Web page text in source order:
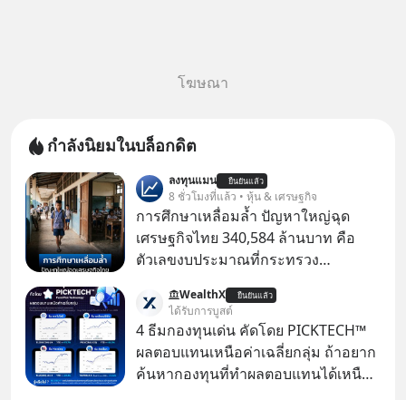
โฆษณา
กำลังนิยมในบล็อกดิต
ลงทุนแมน ยืนยันแล้ว
8 ชั่วโมงที่แล้ว • หุ้น & เศรษฐกิจ
การศึกษาเหลื่อมล้ำ ปัญหาใหญ่ฉุด
เศรษฐกิจไทย 340,584 ล้านบาท คือ
ตัวเลขงบประมาณที่กระทรวง
รายจ่ายประจำปี 2568 ซึ่งมากที่สุดเป็น
อันดับ 2 รองจากกระทรวงการคลัง
WealthX ยืนยันแล้ว
ได้รับการบูสต์
4 ธีมกองทุนเด่น คัดโดย PICKTECH™
ผลตอบแทนเหนือค่าเฉลี่ยกลุ่ม ถ้าอยาก
ค้นหากองทุนที่ทำผลตอบแทนได้เหนือ